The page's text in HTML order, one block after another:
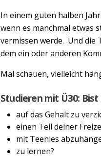
In einem guten halben
wenn es manchmal etwas
vermissen werde. Und die
dem ein oder anderen
Mal schauen, vielleicht
Studieren mit Ü30:
auf das Gehalt zu
einen Teil deiner
mit Teenies
zu lernen?